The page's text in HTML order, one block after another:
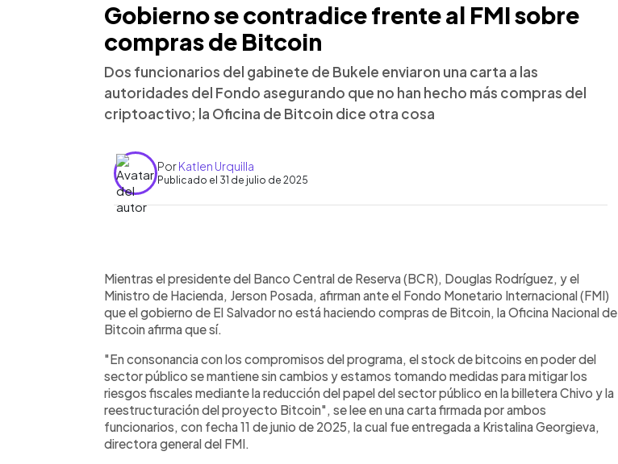
Gobierno se contradice frente al FMI sobre
compras de Bitcoin
Dos funcionarios del gabinete de Bukele enviaron una carta a las
autoridades del Fondo asegurando que no han hecho más compras del
criptoactivo; la Oficina de Bitcoin dice otra cosa
PorKatlen Urquilla
Publicado el 31 de julio de 2025
► Escuchar artículo
Mientras el presidente del Banco Central de Reserva (BCR), Douglas Rodríguez, y el
Ministro de Hacienda, Jerson Posada, afirman ante el Fondo Monetario Internacional (FMI)
que el gobierno de El Salvador no está haciendo compras de Bitcoin, la Oficina Nacional de
Bitcoin afirma que sí.
"En consonancia con los compromisos del programa, el stock de bitcoins en poder del
sector público se mantiene sin cambios y estamos tomando medidas para mitigar los
riesgos fiscales mediante la reducción del papel del sector público en la billetera Chivo y la
reestructuración del proyecto Bitcoin", se lee en una carta firmada por ambos
funcionarios, con fecha 11 de junio de 2025, la cual fue entregada a Kristalina Georgieva,
directora general del FMI.